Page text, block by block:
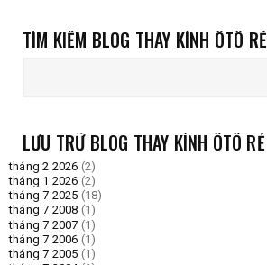
TÌM KIẾM BLOG THAY KÍNH ÔTÔ RẺ
LƯU TRỮ BLOG THAY KÍNH ÔTÔ RẺ
tháng 2 2026 (2)
tháng 1 2026 (2)
tháng 7 2025 (18)
tháng 7 2008 (1)
tháng 7 2007 (1)
tháng 7 2006 (1)
tháng 7 2005 (1)